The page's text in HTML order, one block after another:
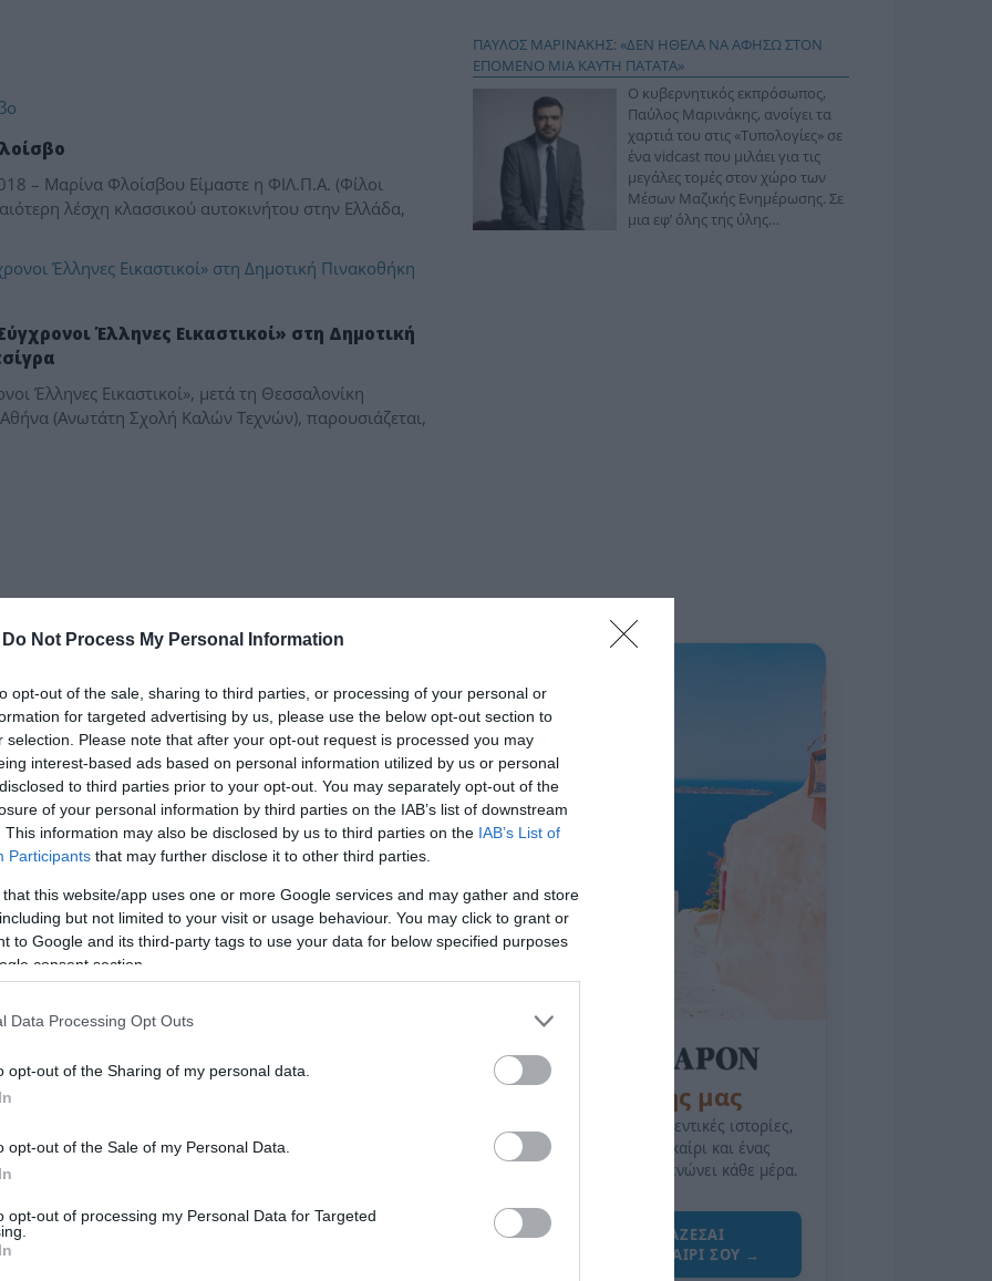
Do Not Process My Personal Information
opt-out of the sale, sharing to third parties, or processing of your personal or
for targeted advertising by us, please use the below opt-out section to
selection. Please note that after your opt-out request is processed you may
interest-based ads based on personal information utilized by us or personal
to third parties prior to your opt-out. You may separately opt-out of the
of your personal information by third parties on the IAB’s list of downstream
This information may also be disclosed by us to third parties on the IAB’s List of
Participants that may further disclose it to other third parties.
that this website/app uses one or more Google services and may gather and store
but not limited to your visit or usage behaviour. You may click to grant or
to Google and its third-party tags to use your data for below specified purposes
consent section.
Data Processing Opt Outs
opt-out of the Sharing of my personal data.
opt-out of the Sale of my Personal Data.
opt-out of processing my Personal Data for Targeted
– Μαρίνα Φλοίσβου Είμαστε η ΦΙΛ.Π.Α. (Φίλοι
λέσχη κλασσικού αυτοκινήτου στην Ελλάδα,
Έλληνες Εικαστικοί» στη Δημοτική
Έλληνες Εικαστικοί», μετά τη Θεσσαλονίκη
(Ανωτάτη Σχολή Καλών Τεχνών), παρουσιάζεται,
στ’ ακροδάχτυλα”
και έχουν ξεχάσει οι μεγάλοι” Σκοπός της
είδους στην […]
– NYC meets Athens”
Mc Caig-Welles παρουσιάζει την νέα ομαδική
θα ανοίξει την […]
– 10 φωτογράφοι που κατάφεραν να
σε εικόνα
Διάρκεια έκθεσης: Από 12 Οκτωβρίου έως 24
10 φωτογράφους που κατάφεραν να […]
ΠΑΥΛΟΣ ΜΑΡΙΝΑΚΗΣ: «ΔΕΝ ΗΘΕΛΑ ΝΑ ΑΦΗΣΩ ΣΤΟΝ
ΕΠΟΜΕΝΟ ΜΙΑ ΚΑΥΤΗ ΠΑΤΑΤΑ»
Ο κυβερνητικός εκπρόσωπος,
Παύλος Μαρινάκης, ανοίγει τα
χαρτιά του στις «Τυπολογίες» σε
ένα vidcast που μιλάει για τις
μεγάλες τομές στον χώρο των
Μέσων Μαζικής Ενημέρωσης. Σε
μια εφ’ όλης της ύλης
της Ζωής μας
Οι άνθρωποι, οι αυθεντικές ιστορίες,
το ελληνικό καλοκαίρι και ένας
πολιτισμός που μας ενώνει κάθε μέρα.
ΌΣΑ ΧΡΕΙΆΖΕΣΑΙ
ΓΙΑ ΤΟ ΚΑΛΟΚΑΊΡΙ ΣΟΥ →